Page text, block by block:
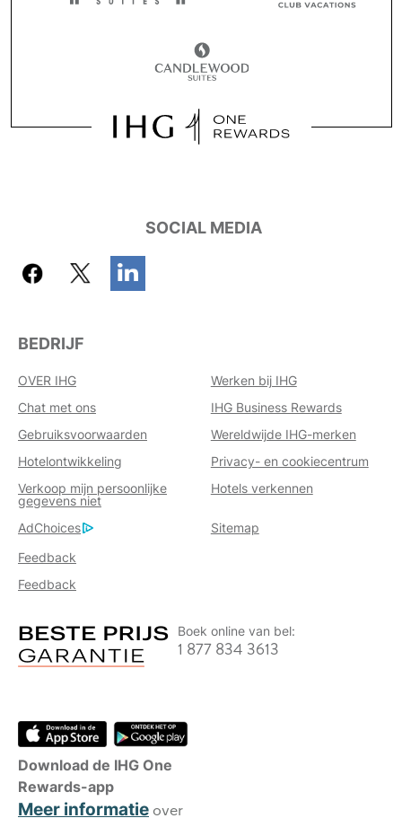
SOCIAL MEDIA
BEDRIJF
OVER IHG
Werken bij IHG
Chat met ons
IHG Business Rewards
Gebruiksvoorwaarden
Wereldwijde IHG-merken
Hotelontwikkeling
Privacy- en cookiecentrum
Verkoop mijn persoonlijke
gegevens niet
Hotels verkennen
AdChoices
Sitemap
Feedback
Feedback
Boek online van bel:
1 877 834 3613
Download de IHG One
Rewards-app
Meer informatie over